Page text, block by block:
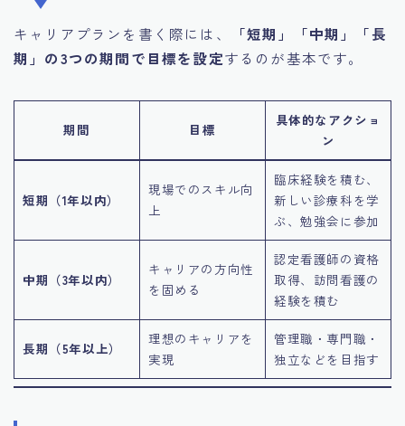
キャリアプランを書く際には、
「短期」「中期」「長
期」の3つの期間で目標を設定するのが基本です。
期間 目標
具体的なアクショ
ン
短期（1年以内）
現場でのスキル向
上
臨床経験を積む、
新しい診療科を学
ぶ、勉強会に参加
中期（3年以内）
キャリアの方向性
を固める
認定看護師の資格
取得、訪問看護の
経験を積む
長期（5年以上）
理想のキャリアを
実現
管理職・専門職・
独立などを目指す